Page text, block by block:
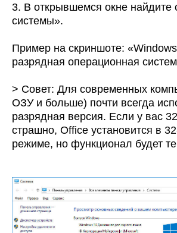
3. В открывшемся окне найдите
системы».
Пример на скриншоте:
разрядная операционная
> Совет: Для современных
ОЗУ и больше) почти всегда
разрядная версия. Если у вас
страшно, Office установится в
режиме, но функционал будет